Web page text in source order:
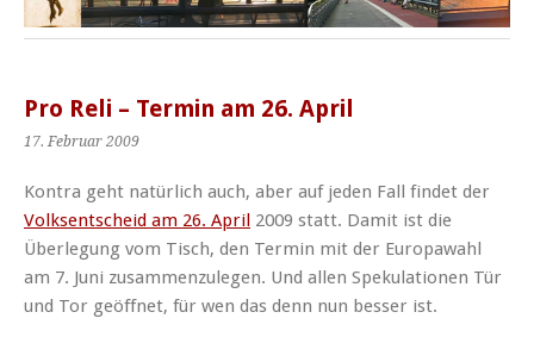
Pro Reli – Termin am 26. April
17. Februar 2009
Kontra geht natürlich auch, aber auf jeden Fall findet der
Volksentscheid am 26. April 2009 statt. Damit ist die
Überlegung vom Tisch, den Termin mit der Europawahl
am 7. Juni zusammenzulegen. Und allen Spekulationen Tür
und Tor geöffnet, für wen das denn nun besser ist.